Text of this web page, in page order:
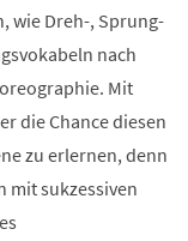
wie Dreh-, Sprung-
nach
Mit
die Chance diesen
zu erlernen, denn
mit sukzessiven